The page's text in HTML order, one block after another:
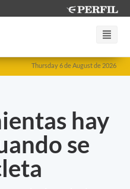
Thursday 6 de August de 2026
hay
se